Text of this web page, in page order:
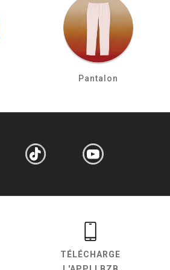
Pantalon
TÉLÉCHARGE